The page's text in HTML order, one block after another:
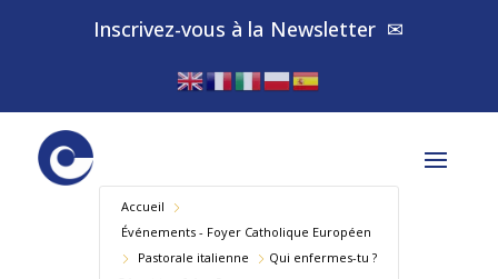
Inscrivez-vous à la Newsletter ✉
Accueil
Événements - Foyer Catholique Européen
Pastorale italienne
Qui enfermes-tu ?